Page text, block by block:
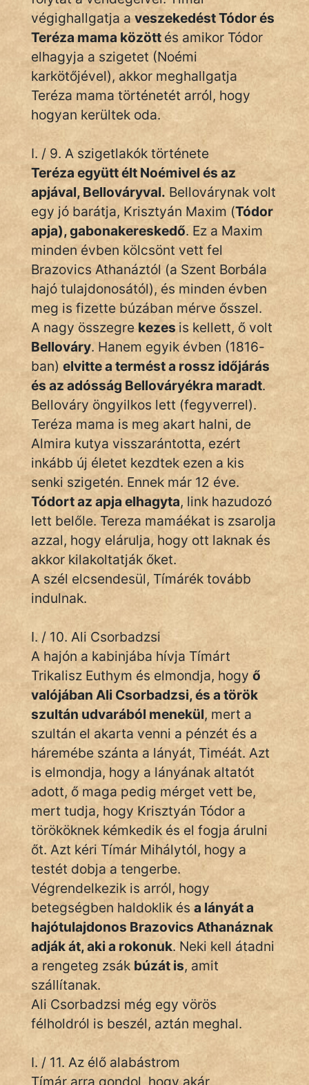
végighallgatja a veszekedést Tódor és
Teréza mama között és amikor Tódor
elhagyja a szigetet (Noémi
karkötőjével), akkor meghallgatja
Teréza mama történetét arról, hogy
hogyan kerültek oda.
I. / 9. A szigetlakók története
Teréza együtt élt Noémivel és az
apjával, Bellováryval. Bellovárynak volt
egy jó barátja, Krisztyán Maxim (Tódor
apja), gabonakereskedő. Ez a Maxim
minden évben kölcsönt vett fel
Brazovics Athanáztól (a Szent Borbála
hajó tulajdonosától), és minden évben
meg is fizette búzában mérve ősszel.
A nagy összegrekezesis kellett, ő volt
Bellováry. Hanem egyik évben (1816-
ban) elvitte a termést a rossz időjárás
és az adósság Bellováryékra maradt.
Bellováry öngyilkos lett (fegyverrel).
Teréza mama is meg akart halni, de
Almira kutya visszarántotta, ezért
inkább új életet kezdtek ezen a kis
senki szigetén. Ennek már 12 éve.
Tódort az apja elhagyta, link hazudozó
lett belőle. Tereza mamáékat is zsarolja
azzal, hogy elárulja, hogy ott laknak és
akkor kilakoltatják őket.
A szél elcsendesül, Tímárék tovább
indulnak.
I. / 10. Ali Csorbadzsi
A hajón a kabinjába hívja Tímárt
Trikalisz Euthym és elmondja, hogy ő
valójában Ali Csorbadzsi, és a török
szultán udvarából menekül, mert a
szultán el akarta venni a pénzét és a
háremébe szánta a lányát, Timéát. Azt
is elmondja, hogy a lányának altatót
adott, ő maga pedig mérget vett be,
mert tudja, hogy Krisztyán Tódor a
törököknek kémkedik és el fogja árulni
őt. Azt kéri Tímár Mihálytól, hogy a
testét dobja a tengerbe.
Végrendelkezik is arról, hogy
betegségben haldoklik és a lányát a
hajótulajdonos Brazovics Athanáznak
adják át, aki a rokonuk. Neki kell átadni
a rengeteg zsák búzát is, amit
szállítanak.
Ali Csorbadzsi még egy vörös
félholdról is beszél, aztán meghal.
I. / 11. Az élő alabástrom
Tímár arra gondol, hogy akár